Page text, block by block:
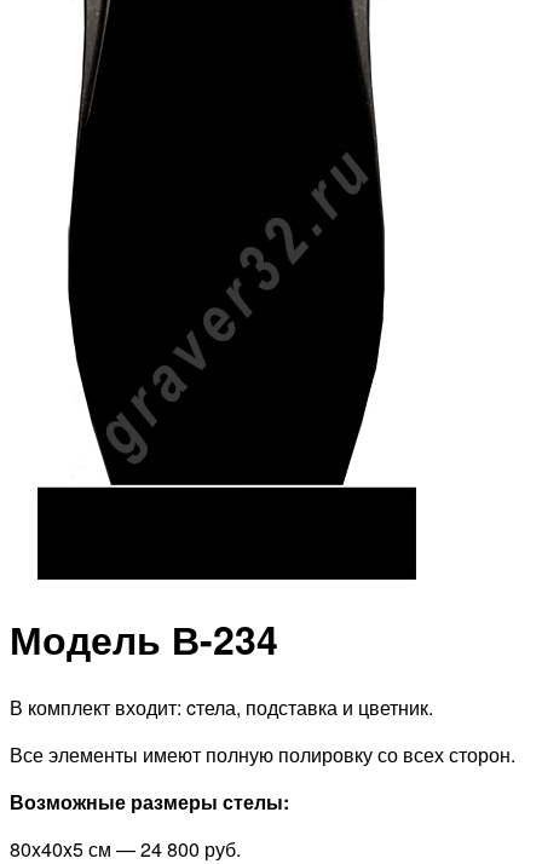
Модель В-234
В комплект входит: cтела, подставка и цветник.
Все элементы имеют полную полировку со всех сторон.
Возможные размеры стелы:
80x40x5 см —24 800 руб.